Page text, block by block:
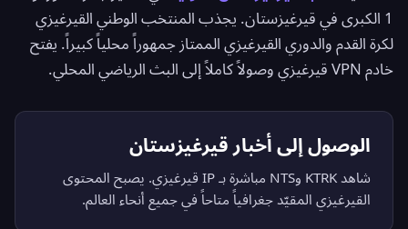
1 الكبرى في قيرغيزستان. يجذب المنتخب الوطني القيرغيزي
لكرة القدم والدوري القيرغيزي الممتاز جمهوراً محلياً كبيراً. يفتح
خادم VPN قيرغيزي وصولاً كاملاً إلى البث الرياضي المحلي.
الوصول إلى أخبار قيرغيزستان
شاهد KTRK وNTS مباشرة بـ IP قيرغيزي. يصبح المحتوى
القيرغيزي المقيّد جغرافياً متاحاً في جميع أنحاء العالم.